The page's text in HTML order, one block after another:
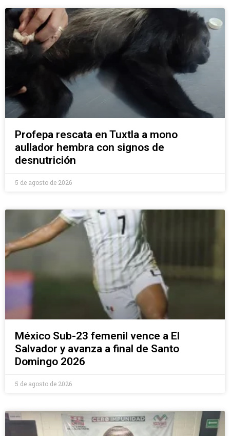
Profepa rescata en Tuxtla a mono
aullador hembra con signos de
desnutrición
5 de agosto de 2026
México Sub-23 femenil vence a El
Salvador y avanza a final de Santo
Domingo 2026
5 de agosto de 2026